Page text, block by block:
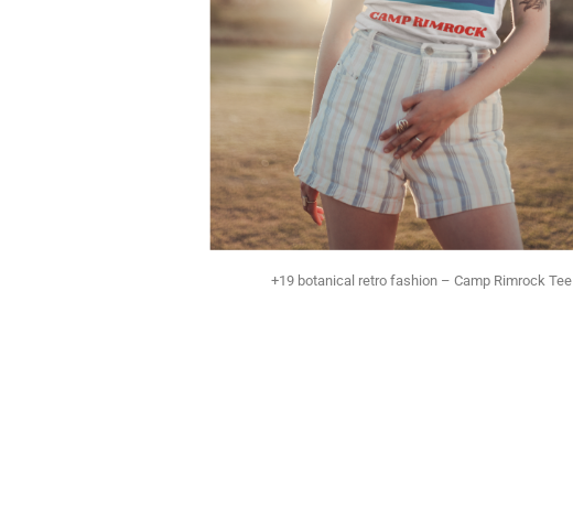
+19 botanical retro fashion – Camp Rimrock Tee